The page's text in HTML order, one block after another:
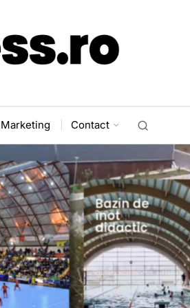
Marketing Contact